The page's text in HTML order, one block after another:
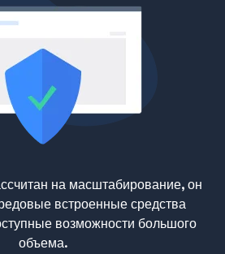
на масштабирование, он
встроенные средства
возможности большого
объема.